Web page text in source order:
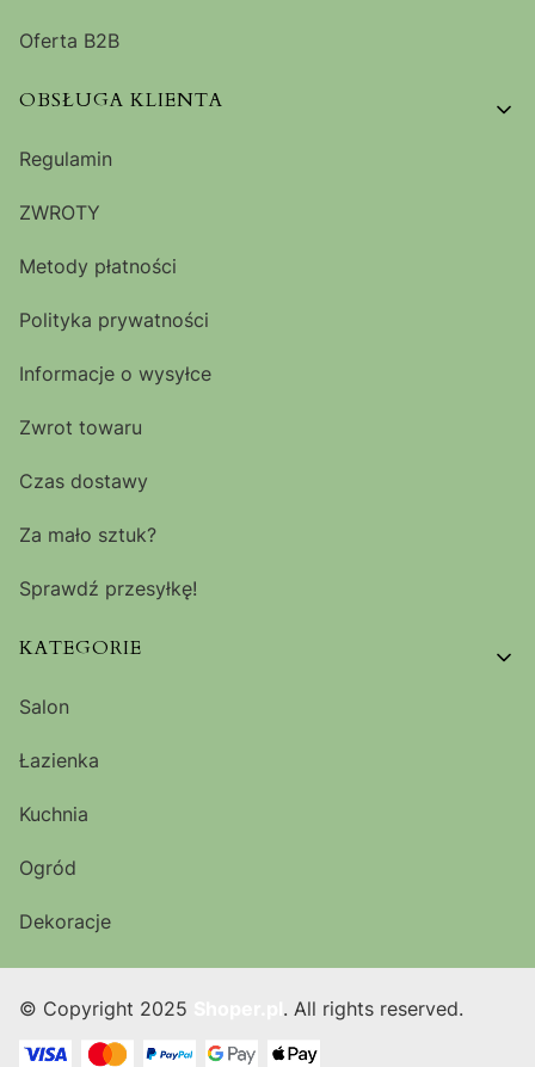
Oferta B2B
OBSŁUGA KLIENTA
Regulamin
ZWROTY
Metody płatności
Polityka prywatności
Informacje o wysyłce
Zwrot towaru
Czas dostawy
Za mało sztuk?
Sprawdź przesyłkę!
KATEGORIE
Salon
Łazienka
Kuchnia
Ogród
Dekoracje
© Copyright 2025 . All rights reserved.